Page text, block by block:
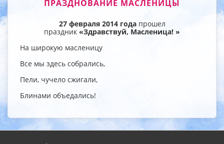
ПРАЗДНОВАНИЕ МАСЛЕНИЦЫ
27 февраля 2014 года прошел
праздник «Здравствуй, Масленица! »
На широкую масленицу
Все мы здесь собрались,
Пели, чучело сжигали,
Блинами объедались!